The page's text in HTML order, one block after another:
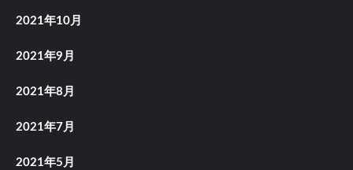
2021年10月
2021年9月
2021年8月
2021年7月
2021年5月